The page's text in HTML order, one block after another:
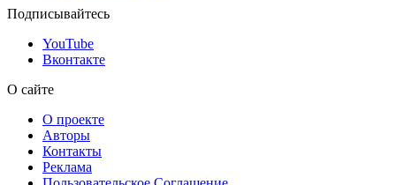
Подписывайтесь
YouTube
Вконтакте
О сайте
О проекте
Авторы
Контакты
Реклама